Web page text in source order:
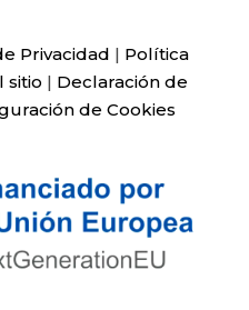
Privacidad | Política
sitio | Declaración de
de Cookies